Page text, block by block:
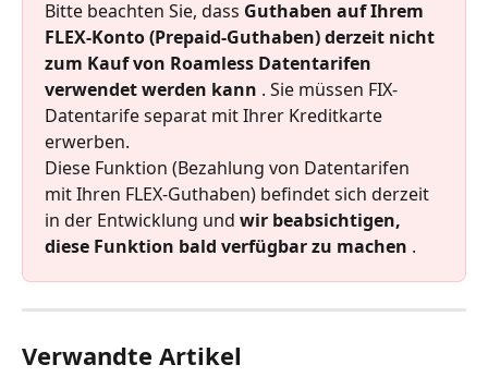
Bitte beachten Sie, dass Guthaben auf Ihrem
FLEX-Konto (Prepaid-Guthaben) derzeit nicht
zum Kauf von Roamless Datentarifen
verwendet werden kann . Sie müssen FIX-
Datentarife separat mit Ihrer Kreditkarte
erwerben.
Diese Funktion (Bezahlung von Datentarifen
mit Ihren FLEX-Guthaben) befindet sich derzeit
in der Entwicklung und wir beabsichtigen,
diese Funktion bald verfügbar zu machen .
Verwandte Artikel